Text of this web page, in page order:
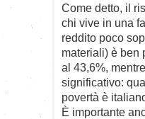
Come detto, il
chi vive in una
reddito poco
materiali) è ben
al 43,6%,
significativo:
povertà è
È importante